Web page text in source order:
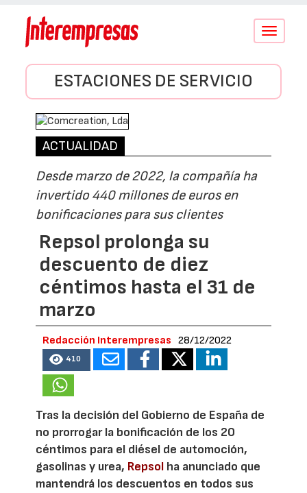
Conmutar
ESTACIONES DE SERVICIO
ACTUALIDAD
Desde marzo de 2022, la compañía ha
invertido 440 millones de euros en
bonificaciones para sus clientes
Repsol prolonga su
descuento de diez
céntimos hasta el 31 de
marzo
Redacción Interempresas 28/12/2022
410
Tras la decisión del Gobierno de España de
no prorrogar la bonificación de los 20
céntimos para el diésel de automoción,
gasolinas y urea, Repsol ha anunciado que
mantendrá los descuentos en todos sus